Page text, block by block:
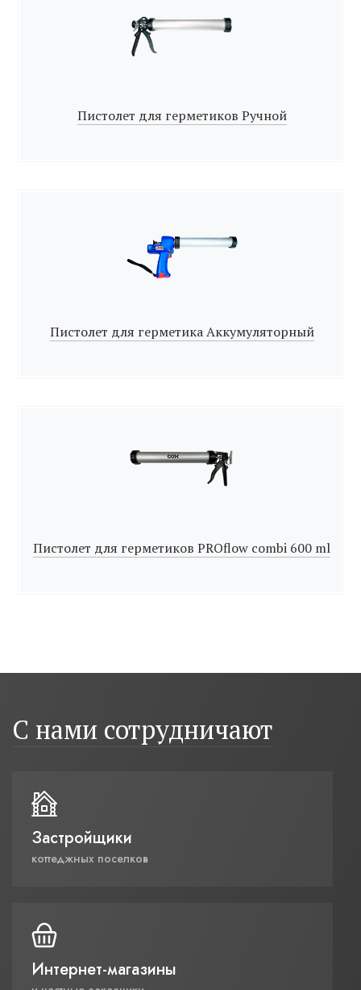
Пистолет для герметиков Ручной
Пистолет для герметика Аккумуляторный
Пистолет для герметиков PROflow combi 600 ml
С нами сотрудничают
Застройщики
коттеджных поселков
Интернет-магазины